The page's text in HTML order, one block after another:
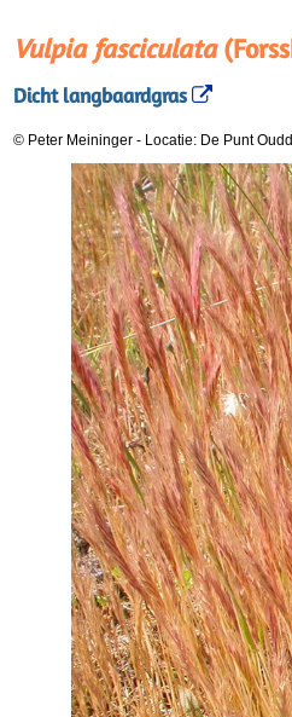
Vulpia fasciculata
Dicht langbaardgras
© Peter Meininger - Locatie: De Punt